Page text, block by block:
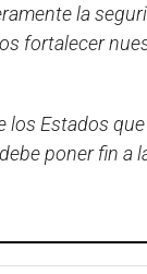
la
fortalecer
los Estados
poner fin a